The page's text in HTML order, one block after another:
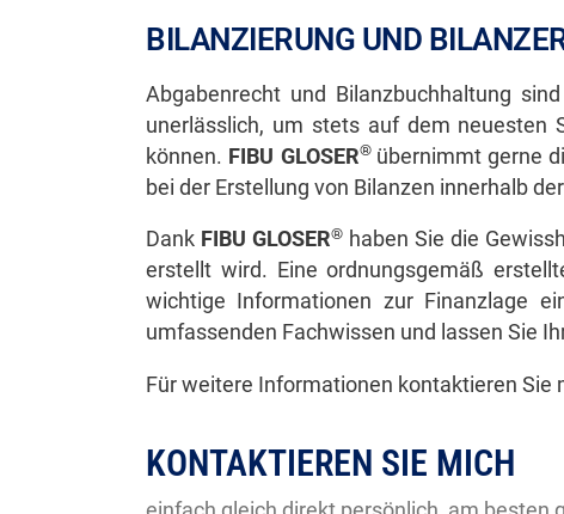
BILANZIERUNG UND
Abgabenrecht und Bilanzbuchhaltung
unerlässlich, um stets auf dem neuesten
können. FIBU GLOSER® übernimmt gerne
bei der Erstellung von Bilanzen innerhalb
Dank FIBU GLOSER® haben Sie die
erstellt wird. Eine ordnungsgemäß
wichtige Informationen zur Finanzlage
umfassenden Fachwissen und lassen Sie
Für weitere Informationen kontaktieren Sie
KONTAKTIEREN SIE MICH